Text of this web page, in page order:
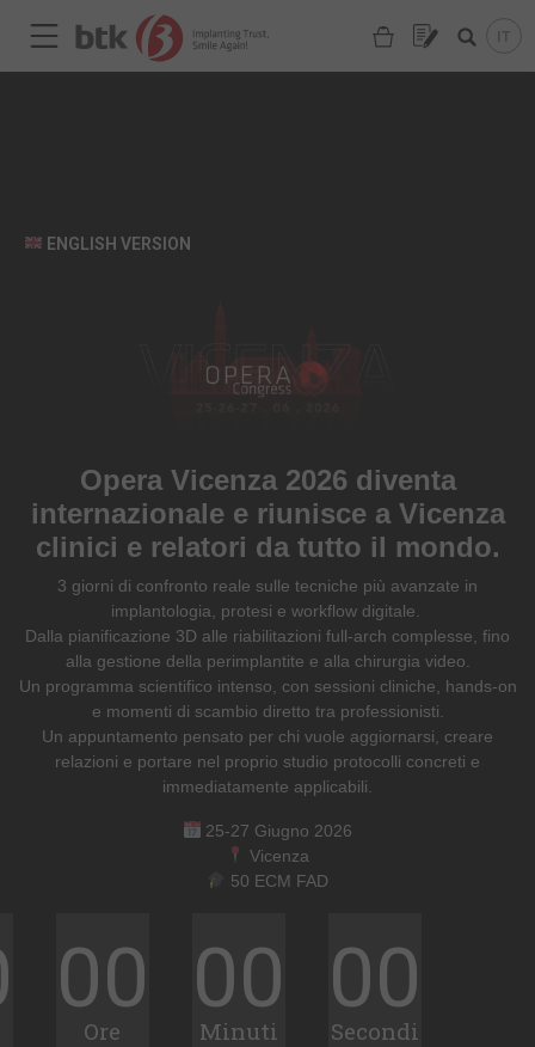
Are you looking for a partner?
BECOME A DEALER!
ENGLISH VERSION
Opera Vicenza 2026 diventa
internazionale e riunisce a Vicenza
clinici e relatori da tutto il mondo.
3 giorni di confronto reale sulle tecniche più avanzate in
implantologia, protesi e workflow digitale.
Dalla pianificazione 3D alle riabilitazioni full-arch complesse, fino
alla gestione della perimplantite e alla chirurgia video.
Un programma scientifico intenso, con sessioni cliniche, hands-on
e momenti di scambio diretto tra professionisti.
Un appuntamento pensato per chi vuole aggiornarsi, creare
relazioni e portare nel proprio studio protocolli concreti e
immediatamente applicabili.
25-27 Giugno 2026
Vicenza
50 ECM FAD
00
Ore
00
Minuti
00
Secondi